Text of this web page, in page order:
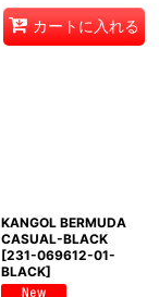
カートに入れる
KANGOL BERMUDA
CASUAL-BLACK
[231-069612-01-
BLACK]